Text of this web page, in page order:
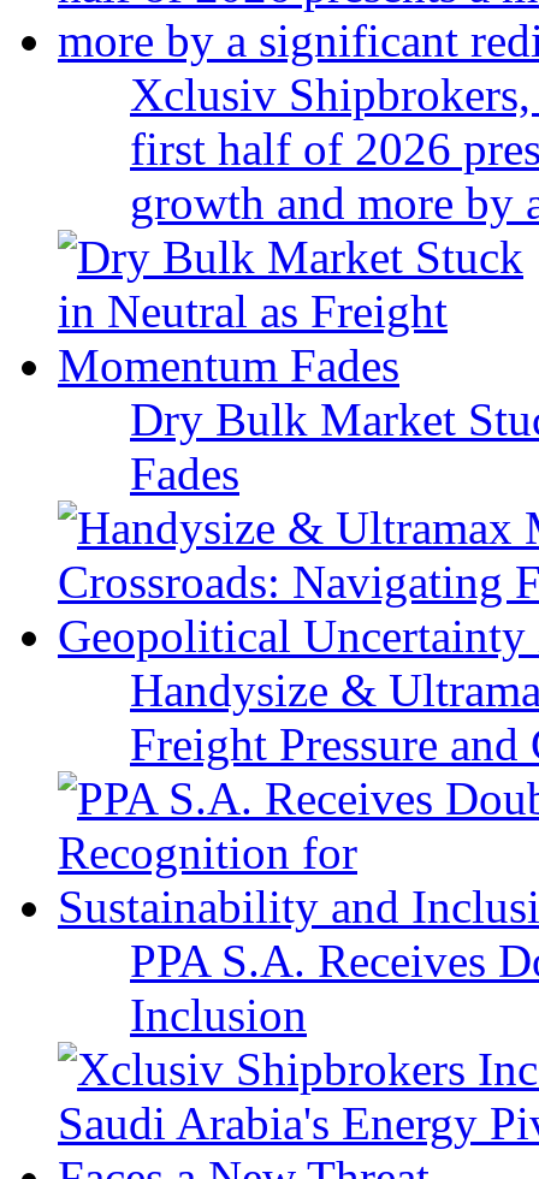
Xclusiv
first half of 2026
growth and more
Dry Bulk Market
Fades
Handysize &
Freight Pressure
PPA S.A. Receives
Inclusion